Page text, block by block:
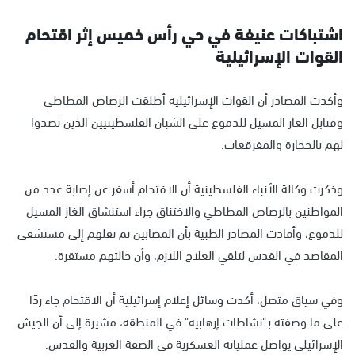
اشتباكات عنيفة في حي رأس خميس إثر اقتحام
القوات الإسرائيلية
وأكدت المصادر أن القوات الإسرائيلية أطلقت الرصاص المطاطي
وقنابل الغاز المسيل للدموع على الشبان الفلسطينيين الذين تصدوا
لهم بالحجارة والمفرقعات.
وذكرت وكالة الأنباء الفلسطينية أن الاقتحام أسفر عن إصابة عدد من
المواطنين بالرصاص المطاطي والاختناق جراء استنشاق الغاز المسيل
للدموع، وأفادت المصادر الطبية بأن المصابين تم نقلهم إلى مستشفى
المقاصد في القدس لتلقي العلاج اللازم، وأن حالتهم مستقرة.
وفي سياق متصل، أكدت وسائل إعلام إسرائيلية أن الاقتحام جاء ردًا
على ما وصفته بـ"نشاطات إرهابية" في المنطقة، مشيرة إلى أن الجيش
الإسرائيلي يواصل عملياته العسكرية في الضفة الغربية والقدس.